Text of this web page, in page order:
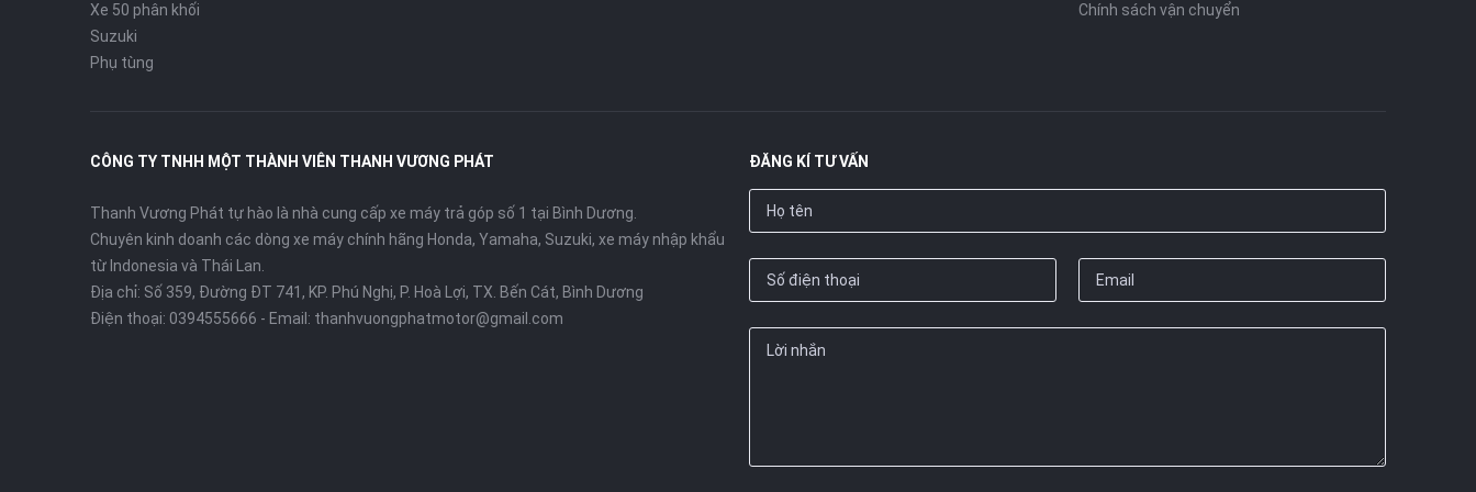
Xe 50 phân khối
Suzuki
Phụ tùng
Chính sách vận chuyển
CÔNG TY TNHH MỘT THÀNH VIÊN THANH VƯƠNG PHÁT
Thanh Vương Phát tự hào là nhà cung cấp xe máy trả góp số 1 tại Bình Dương.
Chuyên kinh doanh các dòng xe máy chính hãng Honda, Yamaha, Suzuki, xe máy nhập khẩu
từ Indonesia và Thái Lan.
Địa chỉ: Số 359, Đường ĐT 741, KP. Phú Nghị, P. Hoà Lợi, TX. Bến Cát, Bình Dương
Điện thoại: 0394555666 - Email: thanhvuongphatmotor@gmail.com
ĐĂNG KÍ TƯ VẤN